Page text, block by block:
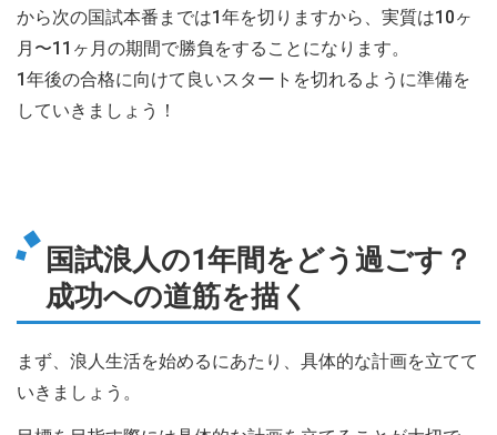
から次の国試本番までは1年を切りますから、実質は10ヶ
月〜11ヶ月の期間で勝負をすることになります。
1年後の合格に向けて良いスタートを切れるように準備を
していきましょう！
国試浪人の1年間をどう過ごす？
成功への道筋を描く
まず、浪人生活を始めるにあたり、具体的な計画を立てて
いきましょう。